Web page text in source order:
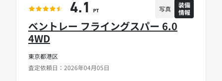
東京都港区
査定依頼日：2026年04月05日
ベントレー フライングスパー 6.0
4WD
4.1 PT 写真
装備
情報